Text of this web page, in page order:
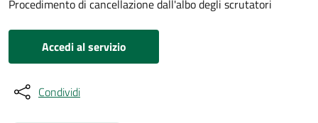
Procedimento di cancellazione dall'albo degli scrutatori
Accedi al servizio
Condividi